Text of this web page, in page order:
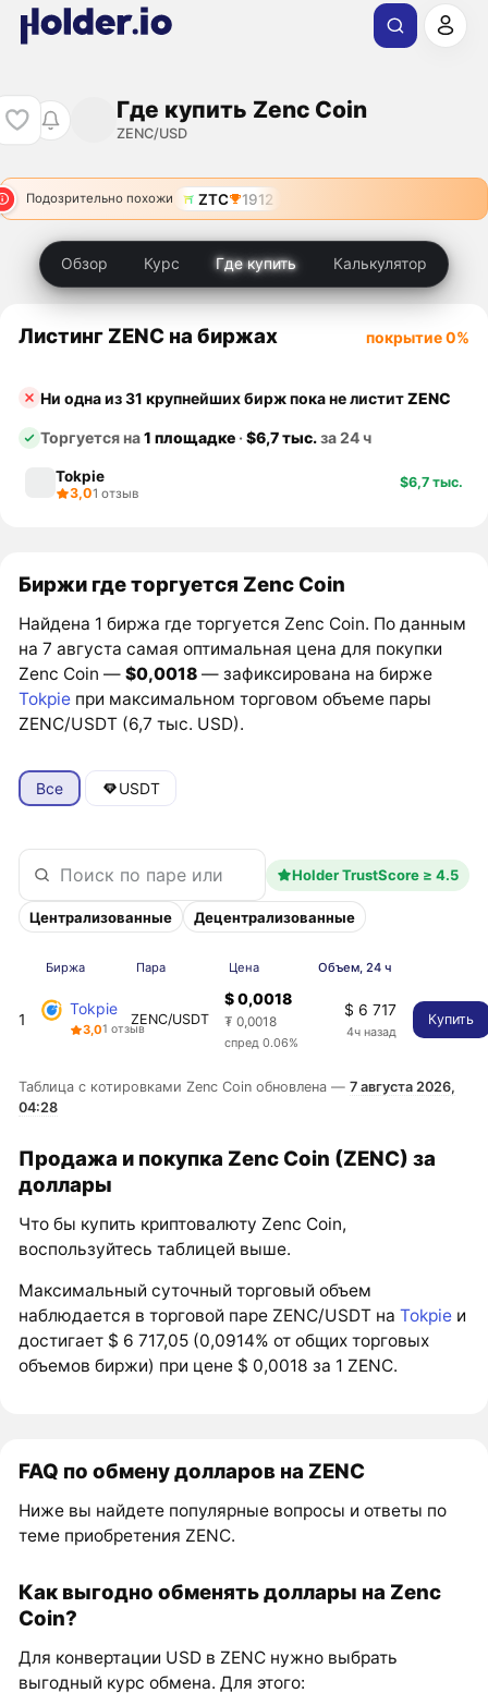
Где купить Zenc Coin
ZENC/USD
Подозрительно похожи ZTC 1912
Обзор Курс Где купить Калькулятор
Листинг ZENC на биржах покрытие 0%
Ни одна из 31 крупнейших бирж пока не листитZENC
Торгуется на1 площадке ·$6,7 тыс.за 24 ч
Tokpie
3,01 отзыв
$6,7 тыс.
Биржи где торгуется Zenc Coin
Найдена 1 биржа где торгуется Zenc Coin. По данным
на 7 августа самая оптимальная цена для покупки
Zenc Coin —$0,0018 — зафиксирована на бирже
Tokpie при максимальном торговом объеме пары
ZENC/USDT (6,7 тыс. USD).
Все USDT
Holder TrustScore ≥ 4.5
Централизованные Децентрализованные
Биржа Пара Цена Объем, 24 ч
1
Tokpie
3,01 отзыв
ZENC/USDT
$ 0,0018
₮ 0,0018
спред 0.06%
$ 6 717
4ч назад
Купить
Таблица с котировками Zenc Coin обновлена —7 августа 2026,
04:28
Продажа и покупка Zenc Coin (ZENC) за
доллары
Что бы купить криптовалюту Zenc Coin,
воспользуйтесь таблицей выше.
Максимальный суточный торговый объем
наблюдается в торговой паре ZENC/USDT наTokpie и
достигает $ 6 717,05 (0,0914% от общих торговых
объемов биржи) при цене $ 0,0018 за 1 ZENC.
FAQ по обмену долларов на ZENC
Ниже вы найдете популярные вопросы и ответы по
теме приобретения ZENC.
Как выгодно обменять доллары на Zenc
Coin?
Для конвертации USD в ZENC нужно выбрать
выгодный курс обмена. Для этого: